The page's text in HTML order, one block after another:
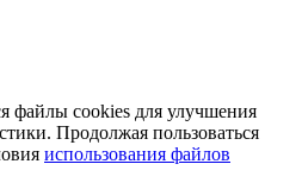
файлы cookies для улучшения
Продолжая пользоваться
использования файлов